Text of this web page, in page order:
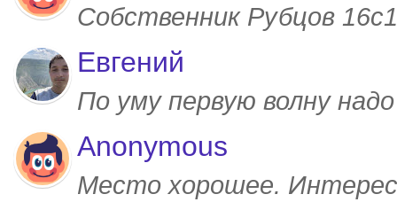
Собственник Рубцов
Евгений
По уму первую волну
Anonymous
Место хорошее.